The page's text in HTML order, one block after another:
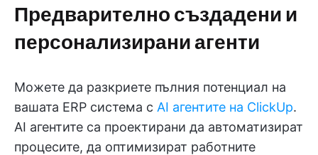
Предварително създадени и
персонализирани агенти
Можете да разкриете пълния потенциал на
вашата ERP система с AI агентите на ClickUp.
AI агентите са проектирани да автоматизират
процесите, да оптимизират работните